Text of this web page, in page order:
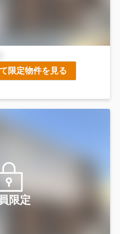
限定物件を見る
限定